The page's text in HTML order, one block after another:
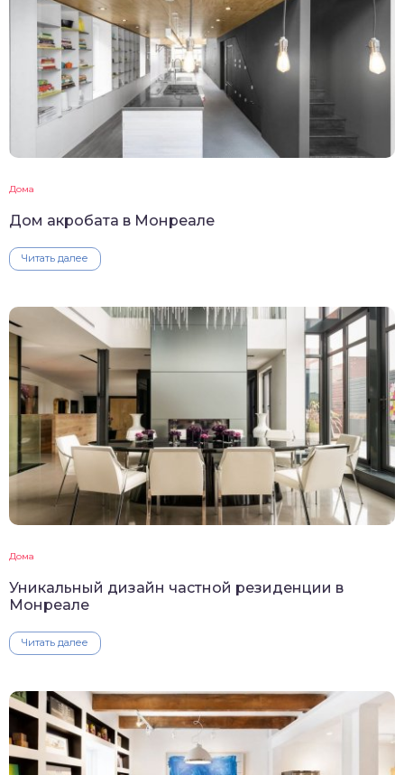
Дома
Дом акробата в Монреале
Читать далее
Дома
Уникальный дизайн частной резиденции в
Монреале
Читать далее